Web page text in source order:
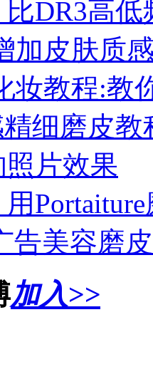
DR3高
加皮肤质
妆教程:
细磨皮教
片效果
告美容磨
加入>>